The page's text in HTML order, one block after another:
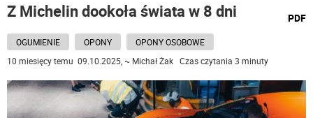
Z Michelin dookoła świata w 8 dni PDF
OGUMIENIE OPONY
OPONY OSOBOWE
10 miesięcy temu 09.10.2025, ~ Michał Żak Czas czytania 3 minuty